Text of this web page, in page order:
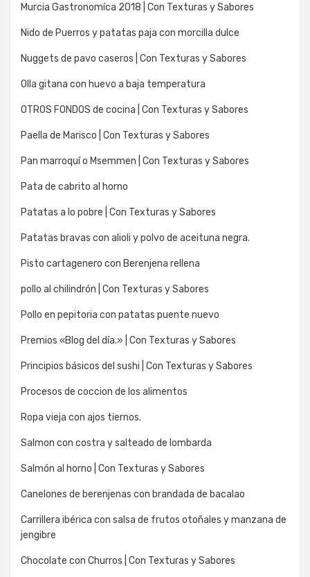
Murcia Gastronomíca 2018 | Con Texturas y Sabores
Nido de Puerros y patatas paja con morcilla dulce
Nuggets de pavo caseros | Con Texturas y Sabores
Olla gitana con huevo a baja temperatura
OTROS FONDOS de cocina | Con Texturas y Sabores
Paella de Marisco | Con Texturas y Sabores
Pan marroquí o Msemmen | Con Texturas y Sabores
Pata de cabrito al horno
Patatas a lo pobre | Con Texturas y Sabores
Patatas bravas con alioli y polvo de aceituna negra.
Pisto cartagenero con Berenjena rellena
pollo al chilindrón | Con Texturas y Sabores
Pollo en pepitoria con patatas puente nuevo
Premios «Blog del día.» | Con Texturas y Sabores
Principios básicos del sushi | Con Texturas y Sabores
Procesos de coccion de los alimentos
Ropa vieja con ajos tiernos.
Salmon con costra y salteado de lombarda
Salmón al horno | Con Texturas y Sabores
Canelones de berenjenas con brandada de bacalao
Carrillera ibérica con salsa de frutos otoñales y manzana de
jengibre
Chocolate con Churros | Con Texturas y Sabores